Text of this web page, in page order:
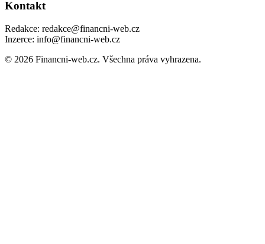
Kontakt
Redakce: redakce@financni-web.cz
Inzerce: info@financni-web.cz
© 2026 Financni-web.cz. Všechna práva vyhrazena.